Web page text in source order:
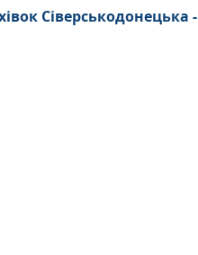
Сіверськодонецька -